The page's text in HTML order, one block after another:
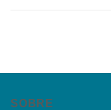
SOBRE